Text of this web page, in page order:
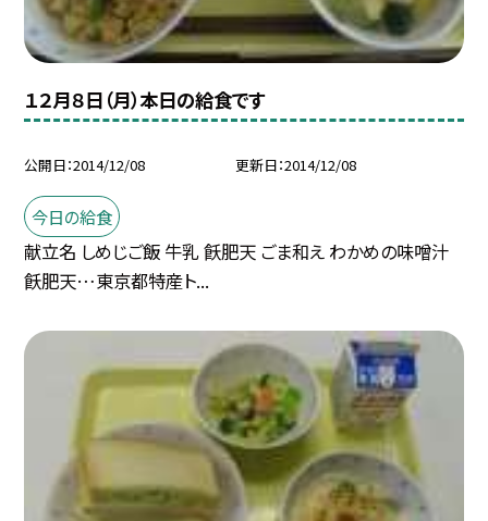
１２月８日（月）本日の給食です
公開日 2014/12/08 更新日 2014/12/08
今日の給食
献立名 しめじご飯 牛乳 飫肥天 ごま和え わかめの味噌汁
飫肥天…東京都特産ト...